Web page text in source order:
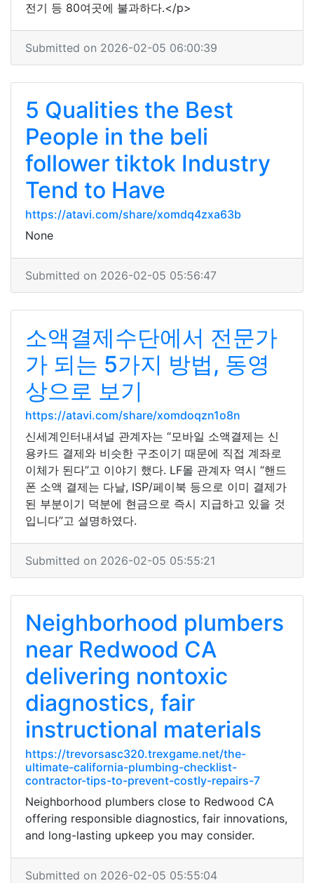
전기 등 80여곳에 불과하다.</p>
Submitted on 2026-02-05 06:00:39
5 Qualities the Best
People in the beli
follower tiktok Industry
Tend to Have
https://atavi.com/share/xomdq4zxa63b
None
Submitted on 2026-02-05 05:56:47
소액결제수단에서 전문가
가 되는 5가지 방법, 동영
상으로 보기
https://atavi.com/share/xomdoqzn1o8n
신세계인터내셔널 관계자는 “모바일 소액결제는 신
용카드 결제와 비슷한 구조이기 때문에 직접 계좌로
이체가 된다”고 이야기 했다. LF몰 관계자 역시 “핸드
폰 소액 결제는 다날, ISP/페이북 등으로 이미 결제가
된 부분이기 덕분에 현금으로 즉시 지급하고 있을 것
입니다”고 설명하였다.
Submitted on 2026-02-05 05:55:21
Neighborhood plumbers
near Redwood CA
delivering nontoxic
diagnostics, fair
instructional materials
https://trevorsasc320.trexgame.net/the-
ultimate-california-plumbing-checklist-
contractor-tips-to-prevent-costly-repairs-7
Neighborhood plumbers close to Redwood CA
offering responsible diagnostics, fair innovations,
and long-lasting upkeep you may consider.
Submitted on 2026-02-05 05:55:04